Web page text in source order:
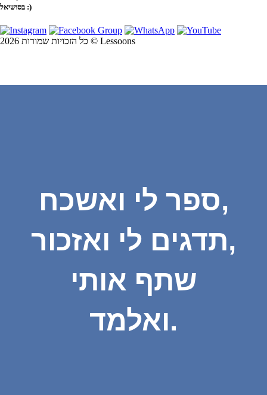
בסושיאל :)
כל הזכויות שמורות 2026 © Lessoons
ספר לי ואשכח,
תדגים לי ואזכור,
שתף אותי
ואלמד.